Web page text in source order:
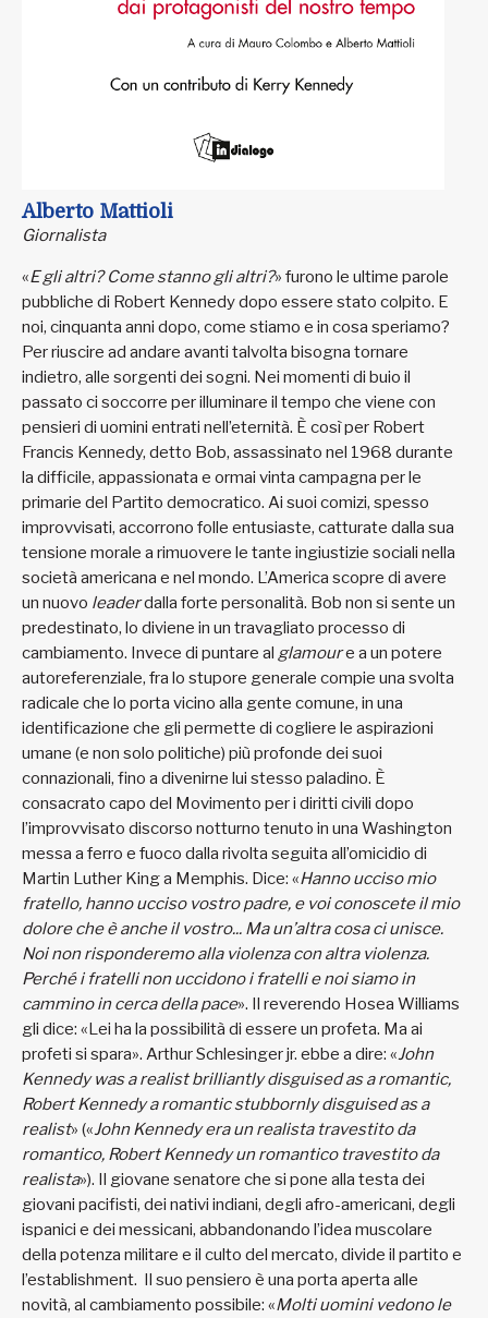
Alberto Mattioli
Giornalista
«E gli altri? Come stanno gli altri?» furono le ultime parole
pubbliche di Robert Kennedy dopo essere stato colpito. E
noi, cinquanta anni dopo, come stiamo e in cosa speriamo?
Per riuscire ad andare avanti talvolta bisogna tornare
indietro, alle sorgenti dei sogni. Nei momenti di buio il
passato ci soccorre per illuminare il tempo che viene con
pensieri di uomini entrati nell’eternità. È così per Robert
Francis Kennedy, detto Bob, assassinato nel 1968 durante
la difficile, appassionata e ormai vinta campagna per le
primarie del Partito democratico. Ai suoi comizi, spesso
improvvisati, accorrono folle entusiaste, catturate dalla sua
tensione morale a rimuovere le tante ingiustizie sociali nella
società americana e nel mondo. L’America scopre di avere
un nuovo leaderdalla forte personalità. Bob non si sente un
predestinato, lo diviene in un travagliato processo di
cambiamento. Invece di puntare al glamoure a un potere
autoreferenziale, fra lo stupore generale compie una svolta
radicale che lo porta vicino alla gente comune, in una
identificazione che gli permette di cogliere le aspirazioni
umane (e non solo politiche) più profonde dei suoi
connazionali, fino a divenirne lui stesso paladino. È
consacrato capo del Movimento per i diritti civili dopo
l’improvvisato discorso notturno tenuto in una Washington
messa a ferro e fuoco dalla rivolta seguita all’omicidio di
Martin Luther King a Memphis. Dice: «Hanno ucciso mio
fratello, hanno ucciso vostro padre, e voi conoscete il mio
dolore che è anche il vostro... Ma un’altra cosa ci unisce.
Noi non risponderemo alla violenza con altra violenza.
Perché i fratelli non uccidono i fratelli e noi siamo in
cammino in cerca della pace». Il reverendo Hosea Williams
gli dice: «Lei ha la possibilità di essere un profeta. Ma ai
profeti si spara». Arthur Schlesinger jr. ebbe a dire: «John
Kennedy was a realist brilliantly disguised as a romantic,
Robert Kennedy a romantic stubbornly disguised as a
realist» («John Kennedy era un realista travestito da
romantico, Robert Kennedy un romantico travestito da
realista»). Il giovane senatore che si pone alla testa dei
giovani pacifisti, dei nativi indiani, degli afro-americani, degli
ispanici e dei messicani, abbandonando l’idea muscolare
della potenza militare e il culto del mercato, divide il partito e
l’establishment. Il suo pensiero è una porta aperta alle
novità, al cambiamento possibile: «Molti uomini vedono le